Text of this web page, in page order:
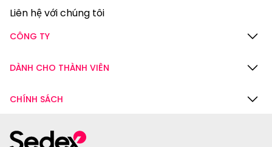
Liên hệ với chúng tôi
CÔNG TY
DÀNH CHO THÀNH VIÊN
CHÍNH SÁCH